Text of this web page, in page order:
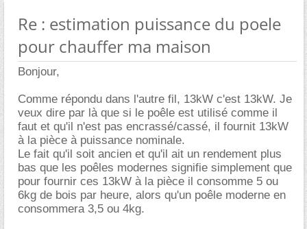
Re : estimation puissance du poele
pour chauffer ma maison
Bonjour,
Comme répondu dans l'autre fil, 13kW c'est 13kW. Je
veux dire par là que si le poêle est utilisé comme il
faut et qu'il n'est pas encrassé/cassé, il fournit 13kW
à la pièce à puissance nominale.
Le fait qu'il soit ancien et qu'il ait un rendement plus
bas que les poêles modernes signifie simplement que
pour fournir ces 13kW à la pièce il consomme 5 ou
6kg de bois par heure, alors qu'un poêle moderne en
consommera 3,5 ou 4kg.